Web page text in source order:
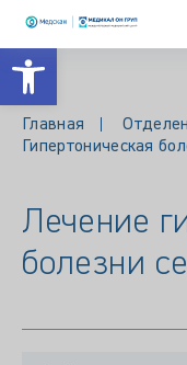
Открыть панель
Главная
Гипертоническая
Лечение
болезни